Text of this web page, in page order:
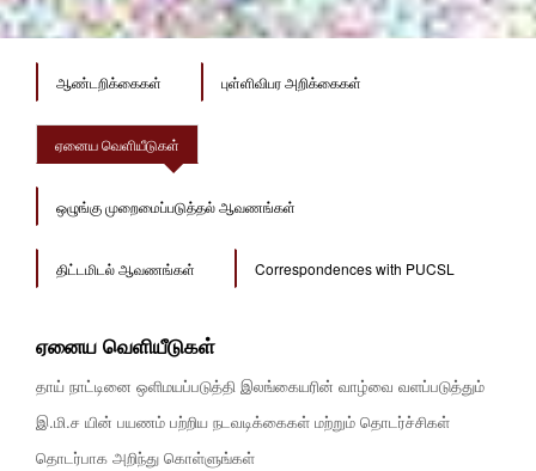
ஆண்டறிக்கைகள் புள்ளிவிபர அறிக்கைகள்
ஏனைய வெளியீடுகள்
ஒழுங்கு முறைமைப்படுத்தல் ஆவணங்கள்
திட்டமிடல் ஆவணங்கள் Correspondences with PUCSL
ஏனைய வெளியீடுகள்
தாய் நாட்டினை ஒளிமயப்படுத்தி இலங்கையரின் வாழ்வை வளப்படுத்தும்
இ.மி.ச யின் பயணம் பற்றிய நடவடிக்கைகள் மற்றும் தொடர்ச்சிகள்
தொடர்பாக அறிந்து கொள்ளுங்கள்